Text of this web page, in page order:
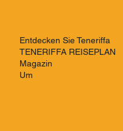
Entdecken Sie Teneriffa
TENERIFFA REISEPLAN
Magazin
Um